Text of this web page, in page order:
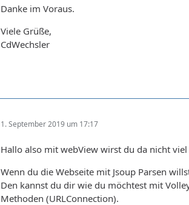
Danke im Voraus.
Viele Grüße,
CdWechsler
1. September 2019 um 17:17
Hallo also mit webView wirst du da nicht
Wenn du die Webseite mit Jsoup Parsen
Den kannst du dir wie du möchtest mit
Methoden (URLConnection).